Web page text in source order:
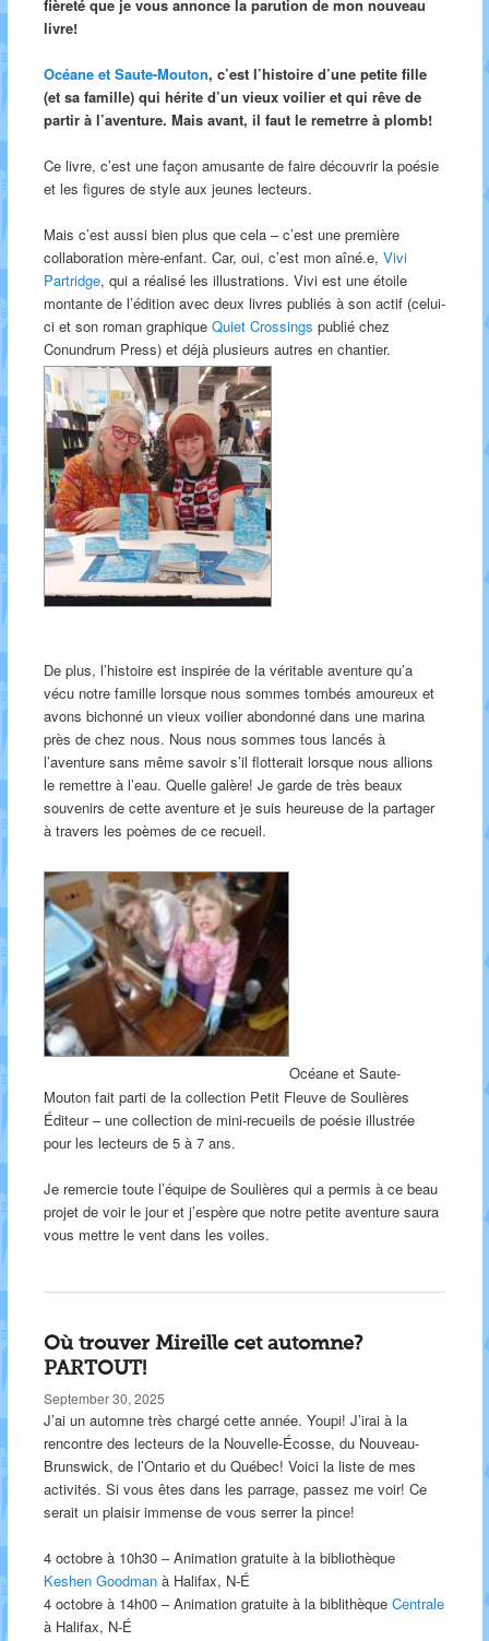
fièreté que je vous annonce la parution de mon nouveau
livre!
Océane et Saute-Mouton, c’est l’histoire d’une petite fille
(et sa famille) qui hérite d’un vieux voilier et qui rêve de
partir à l’aventure. Mais avant, il faut le remetrre à plomb!
Ce livre, c’est une façon amusante de faire découvrir la poésie
et les figures de style aux jeunes lecteurs.
Mais c’est aussi bien plus que cela – c’est une première
collaboration mère-enfant. Car, oui, c’est mon aîné.e, Vivi
Partridge, qui a réalisé les illustrations. Vivi est une étoile
montante de l’édition avec deux livres publiés à son actif (celui-
ci et son roman graphique Quiet Crossings publié chez
Conundrum Press) et déjà plusieurs autres en chantier.
De plus, l’histoire est inspirée de la véritable aventure qu’a
vécu notre famille lorsque nous sommes tombés amoureux et
avons bichonné un vieux voilier abondonné dans une marina
près de chez nous. Nous nous sommes tous lancés à
l’aventure sans même savoir s’il flotterait lorsque nous allions
le remettre à l’eau. Quelle galère! Je garde de très beaux
souvenirs de cette aventure et je suis heureuse de la partager
à travers les poèmes de ce recueil.
Océane et Saute-
Mouton fait parti de la collection Petit Fleuve de Soulières
Éditeur – une collection de mini-recueils de poésie illustrée
pour les lecteurs de 5 à 7 ans.
Je remercie toute l’équipe de Soulières qui a permis à ce beau
projet de voir le jour et j’espère que notre petite aventure saura
vous mettre le vent dans les voiles.
Où trouver Mireille cet automne?
PARTOUT!
September 30, 2025
J’ai un automne très chargé cette année. Youpi! J’irai à la
rencontre des lecteurs de la Nouvelle-Écosse, du Nouveau-
Brunswick, de l’Ontario et du Québec! Voici la liste de mes
activités. Si vous êtes dans les parrage, passez me voir! Ce
serait un plaisir immense de vous serrer la pince!
4 octobre à 10h30 – Animation gratuite à la bibliothèque
Keshen Goodmanà Halifax, N-É
4 octobre à 14h00 – Animation gratuite à la biblithèque Centrale
à Halifax, N-É